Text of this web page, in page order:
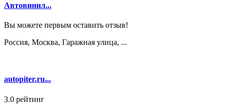
Автовинил...
Вы можете первым оставить отзыв!
Россия, Москва, Гаражная улица, ...
autopiter.ru...
3.0 рейтинг